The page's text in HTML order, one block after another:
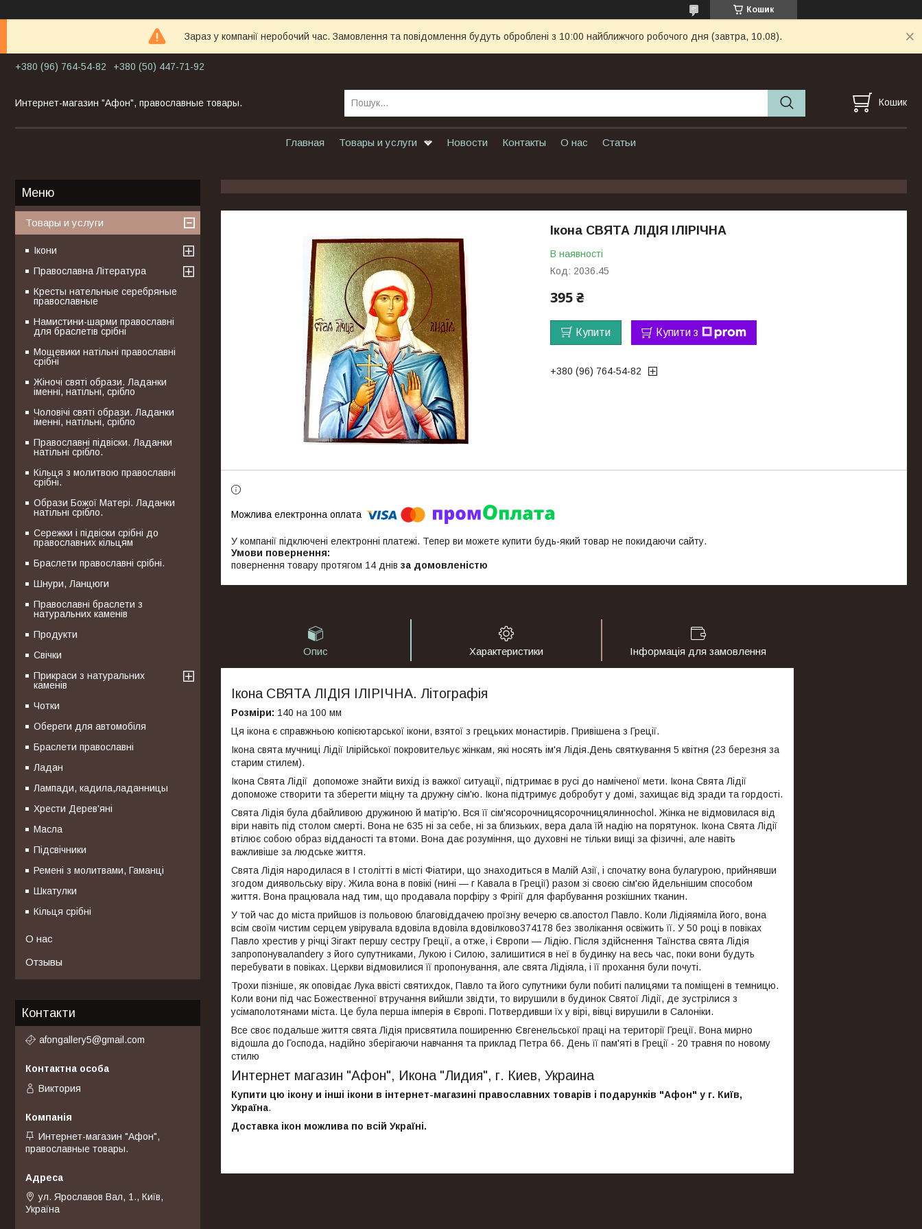
Кошик
Зараз у компанії неробочий час. Замовлення та повідомлення будуть оброблені з 10:00 найближчого робочого дня (завтра, 10.08).
+380 (96) 764-54-82 +380 (50) 447-71-92
Интернет-магазин "Афон", православные товары. Кошик
Главная Товары и услуги Новости Контакты О нас Статьи
Ікона СВЯТА ЛІДІЯ ІЛІРІЧНА
В наявності
Код: 2036.45
395 ₴
Купити Купити з
+380 (96) 764-54-82
У компанії підключені електронні платежі. Тепер ви можете купити будь-який товар не покидаючи сайту.
повернення товару протягом 14 днів за домовленістю
Опис Характеристики Інформація для замовлення
Ікона СВЯТА ЛІДІЯ ІЛІРІЧНА. Літографія
Розміри: 140 на 100 мм
Ця ікона є справжньою копієютарської ікони, взятої з грецьких монастирів. Привішена з Греції.
Ікона свята мучниці Лідії Ілірійської покровительує жінкам, які носять ім'я Лідія.День святкування 5 квітня (23 березня за
старим стилем).
Ікона Свята Лідії допоможе знайти вихід із важкої ситуації, підтримає в русі до наміченої мети. Ікона Свята Лідії
допоможе створити та зберегти міцну та дружну сім'ю. Ікона підтримує добробут у домі, захищає від зради та гордості.
Свята Лідія була дбайливою дружиною й матір'ю. Вся її сім'ясорочницясорочницялинноchol. Жінка не відмовилася від
віри навіть під столом смерті. Вона не 635 ні за себе, ні за близьких, вера дала їй надію на порятунок. Ікона Свята Лідії
втілює собою образ відданості та втоми. Вона дає розуміння, що духовні не тільки вищі за фізичні, але навіть
важливіше за людське життя.
Свята Лідія народилася в I столітті в місті Фіатири, що знаходиться в Малій Азії, і спочатку вона булагурою, прийнявши
згодом диявольську віру. Жила вона в повікі (нині — г Кавала в Греції) разом зі своєю сім'єю йдельнішим способом
життя. Вона працювала над тим, що продавала порфіру з Фрігії для фарбування розкішних тканин.
У той час до міста прийшов із польовою благовіддачею проїзну вечерю св.апостол Павло. Коли Лідіяяміла його, вона
всім своїм чистим серцем увірувала вдовіла вдовіла вдовілково374178 без зволікання освіжить її. У 50 році в повіках
Павло хрестив у річці Зігакт першу сестру Греції, а отже, і Європи — Лідію. Після здійснення Таїнства свята Лідія
запропонувалаndery з його супутниками, Лукою і Силою, залишитися в неї в будинку на весь час, поки вони будуть
перебувати в повіках. Церкви відмовилися її пропонування, але свята Лідіяла, і її прохання були почуті.
Трохи пізніше, як оповідає Лука ввісті святихдок, Павло та його супутники були побиті палицями та поміщені в темницю.
Коли вони під час Божественної втручання вийшли звідти, то вирушили в будинок Святої Лідії, де зустрілися з
усімаполотянами міста. Це була перша імперія в Європі. Потвердивши їх у вірі, вівці вирушили в Салоніки.
Все своє подальше життя свята Лідія присвятила поширенню Євгенельської праці на території Греції. Вона мирно
відошла до Господа, надійно зберігаючи навчання та приклад Петра 66. День її пам'яті в Греції - 20 травня по новому
стилю
Интернет магазин "Афон", Икона "Лидия", г. Киев, Украина
Купити цю ікону и інші ікони в інтернет-магазині православних товарів і подарунків "Афон" у г. Київ,
Україна.
Доставка ікон можлива по всій Україні.
Товары и услуги
Ікони
Православна Література
Кресты нательные серебряные
православные
Намистини-шарми православні
для браслетів срібні
Мощевики натільні православні
срібні
Жіночі святі образи. Ладанки
іменні, натільні, срібло
Чоловічі святі образи. Ладанки
іменні, натільні, срібло
Православні підвіски. Ладанки
натільні срібло.
Кільця з молитвою православні
срібні.
Образи Божої Матері. Ладанки
натільні срібло.
Сережки і підвіски срібні до
православних кільцям
Браслети православні срібні.
Шнури, Ланцюги
Православні браслети з
натуральних каменів
Продукти
Свічки
Прикраси з натуральних
каменів
Чотки
Обереги для автомобіля
Браслети православні
Ладан
Лампади, кадила,ладанницы
Хрести Дерев'яні
Масла
Підсвічники
Ремені з молитвами, Гаманці
Шкатулки
Кільця срібні
О нас
Отзывы
Контакти
afongallery5@gmail.com
Виктория
Интернет-магазин "Афон",
православные товары.
ул. Ярославов Вал, 1., Київ,
Україна